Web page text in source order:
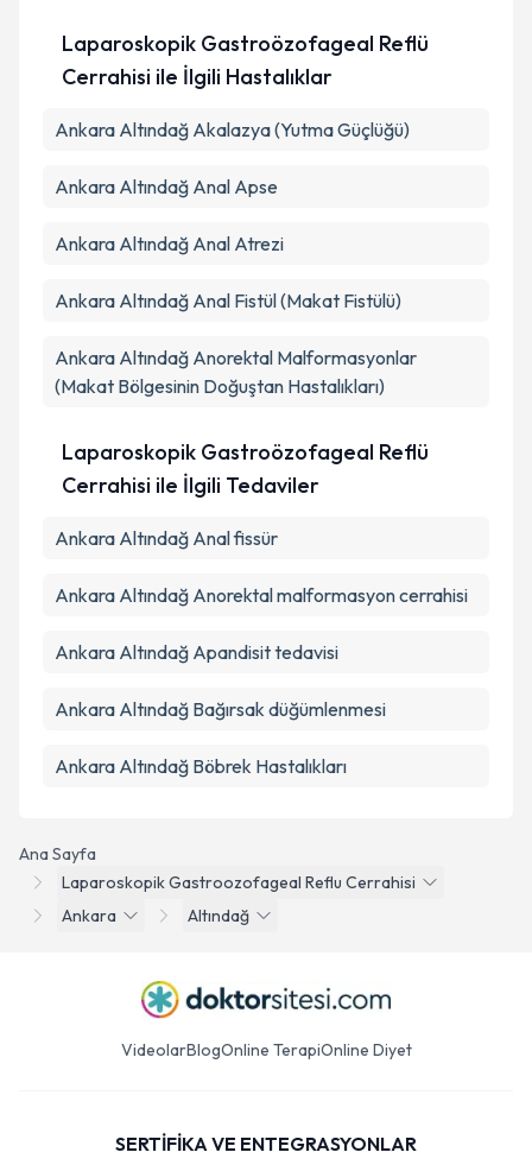
Ana Sayfa
Laparoskopik Gastroozofageal Reflu Cerrahisi
Ankara
Altındağ
Laparoskopik Gastroözofageal Reflü
Cerrahisi ile İlgili Hastalıklar
Ankara Altındağ Akalazya (Yutma Güçlüğü)
Ankara Altındağ Anal Apse
Ankara Altındağ Anal Atrezi
Ankara Altındağ Anal Fistül (Makat Fistülü)
Ankara Altındağ Anorektal Malformasyonlar
(Makat Bölgesinin Doğuştan Hastalıkları)
Laparoskopik Gastroözofageal Reflü
Cerrahisi ile İlgili Tedaviler
Ankara Altındağ Anal fissür
Ankara Altındağ Anorektal malformasyon cerrahisi
Ankara Altındağ Apandisit tedavisi
Ankara Altındağ Bağırsak düğümlenmesi
Ankara Altındağ Böbrek Hastalıkları
VideolarBlogOnline TerapiOnline Diyet
SERTİFİKA VE ENTEGRASYONLAR